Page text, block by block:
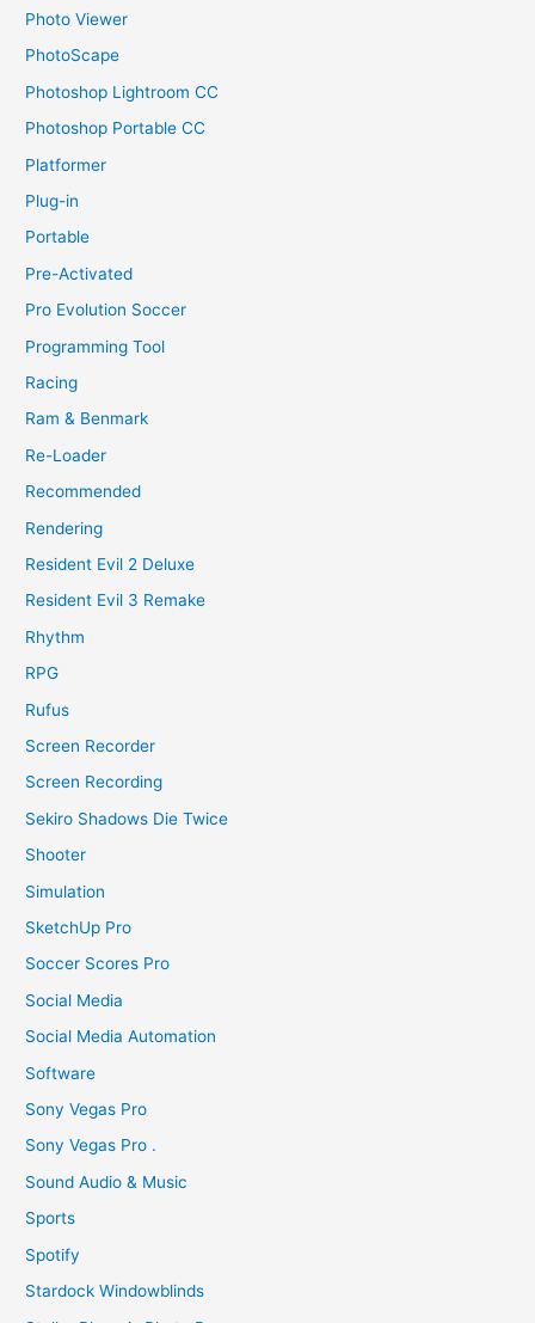
Photo Viewer
PhotoScape
Photoshop Lightroom CC
Photoshop Portable CC
Platformer
Plug-in
Portable
Pre-Activated
Pro Evolution Soccer
Programming Tool
Racing
Ram & Benmark
Re-Loader
Recommended
Rendering
Resident Evil 2 Deluxe
Resident Evil 3 Remake
Rhythm
RPG
Rufus
Screen Recorder
Screen Recording
Sekiro Shadows Die Twice
Shooter
Simulation
SketchUp Pro
Soccer Scores Pro
Social Media
Social Media Automation
Software
Sony Vegas Pro
Sony Vegas Pro .
Sound Audio & Music
Sports
Spotify
Stardock Windowblinds